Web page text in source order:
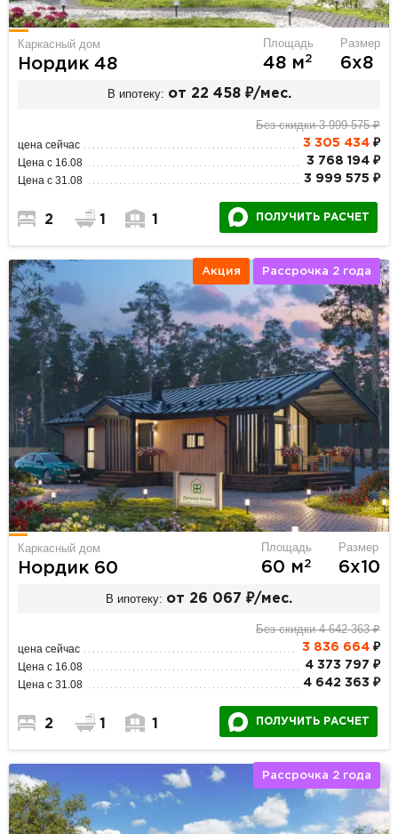
Каркасный дом
Нордик 48
Площадь
48 м2
Размер
6х8
В ипотеку: от 22 458 ₽/мес.
Без скидки 3 999 575 ₽
цена сейчас 3 305 434₽
Цена с 16.08 3 768 194 ₽
Цена с 31.08 3 999 575 ₽
2 1 1 ПОЛУЧИТЬ РАСЧЕТ
Акция Рассрочка 2 года
Каркасный дом
Нордик 60
Площадь
60 м2
Размер
6х10
В ипотеку: от 26 067 ₽/мес.
Без скидки 4 642 363 ₽
цена сейчас 3 836 664₽
Цена с 16.08 4 373 797 ₽
Цена с 31.08 4 642 363 ₽
2 1 1 ПОЛУЧИТЬ РАСЧЕТ
Рассрочка 2 года